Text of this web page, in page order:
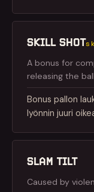
SKILL SHOT
A bonus for
releasing the
Bonus pallon
lyönnin juuri
SLAM TILT
Caused by